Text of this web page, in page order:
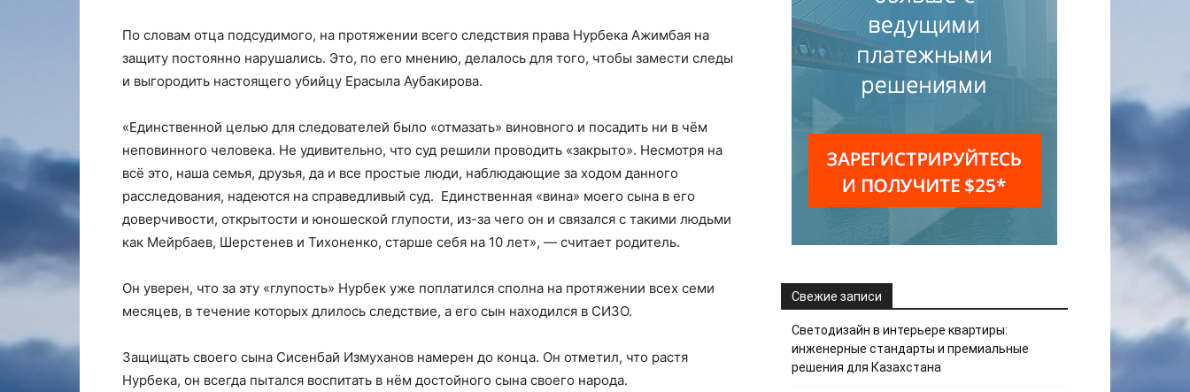
По словам отца подсудимого, на протяжении всего следствия права Нурбека Ажимбая на
защиту постоянно нарушались. Это, по его мнению, делалось для того, чтобы замести следы
и выгородить настоящего убийцу Ерасыла Аубакирова.
«Единственной целью для следователей было «отмазать» виновного и посадить ни в чём
неповинного человека. Не удивительно, что суд решили проводить «закрыто». Несмотря на
всё это, наша семья, друзья, да и все простые люди, наблюдающие за ходом данного
расследования, надеются на справедливый суд. Единственная «вина» моего сына в его
доверчивости, открытости и юношеской глупости, из-за чего он и связался с такими людьми
как Мейрбаев, Шерстенев и Тихоненко, старше себя на 10 лет», — считает родитель.
Он уверен, что за эту «глупость» Нурбек уже поплатился сполна на протяжении всех семи
месяцев, в течение которых длилось следствие, а его сын находился в СИЗО.
Защищать своего сына Сисенбай Измуханов намерен до конца. Он отметил, что растя
Нурбека, он всегда пытался воспитать в нём достойного сына своего народа.
Свежие записи
Светодизайн в интерьере квартиры:
инженерные стандарты и премиальные
решения для Казахстана